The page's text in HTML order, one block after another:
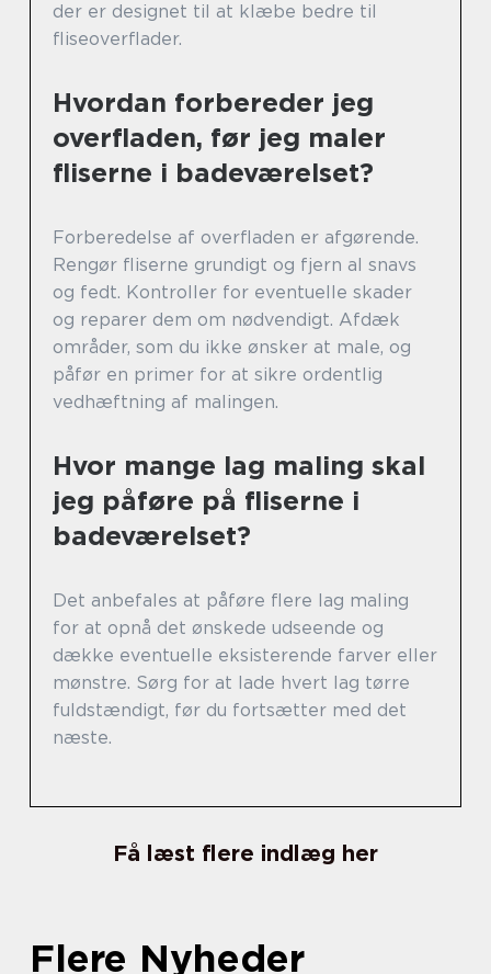
der er designet til at klæbe bedre til
fliseoverflader.
Hvordan forbereder jeg
overfladen, før jeg maler
fliserne i badeværelset?
Forberedelse af overfladen er afgørende.
Rengør fliserne grundigt og fjern al snavs
og fedt. Kontroller for eventuelle skader
og reparer dem om nødvendigt. Afdæk
områder, som du ikke ønsker at male, og
påfør en primer for at sikre ordentlig
vedhæftning af malingen.
Hvor mange lag maling skal
jeg påføre på fliserne i
badeværelset?
Det anbefales at påføre flere lag maling
for at opnå det ønskede udseende og
dække eventuelle eksisterende farver eller
mønstre. Sørg for at lade hvert lag tørre
fuldstændigt, før du fortsætter med det
næste.
Få læst flere indlæg her
Flere Nyheder